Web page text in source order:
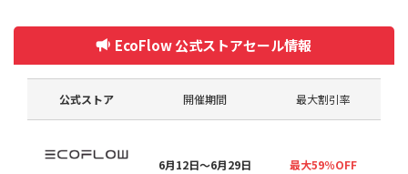
EcoFlow 公式ストアセール情報
公式ストア 開催期間 最大割引率
6月12日〜6月29日 最大59％OFF